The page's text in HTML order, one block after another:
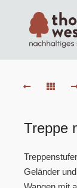
DSC00051
DSC00070
DSC00056
DSC00068
Treppe
Geländer